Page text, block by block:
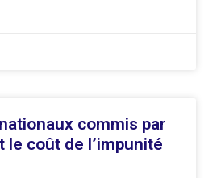
commis par
le coût de l’impunité